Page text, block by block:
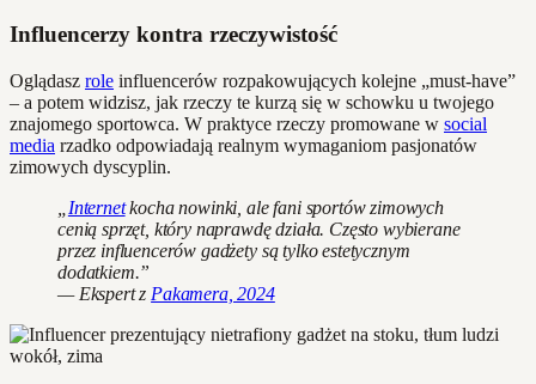
Influencerzy kontra rzeczywistość
Oglądasz role influencerów rozpakowujących kolejne „must-have”
– a potem widzisz, jak rzeczy te kurzą się w schowku u twojego
znajomego sportowca. W praktyce rzeczy promowane w social
media rzadko odpowiadają realnym wymaganiom pasjonatów
zimowych dyscyplin.
Internetkocha nowinki, ale fani sportów zimowych
cenią sprzęt, który naprawdę działa. Często wybierane
przez influencerów gadżety są tylko estetycznym
dodatkiem.”
— Ekspert z Pakamera, 2024